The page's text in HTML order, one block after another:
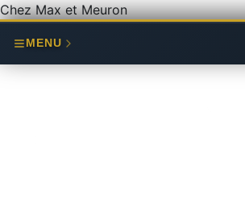
Chez Max et Meuron
MENU